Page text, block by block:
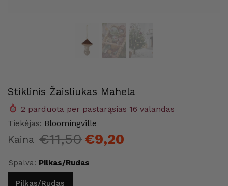
Stiklinis Žaisliukas Mahela
2 parduota per pastarąsias 16 valandas
Tiekėjas: Bloomingville
Kaina €11,50€9,20
Spalva: Pilkas/Rudas
Pilkas/Rudas
Maison Home